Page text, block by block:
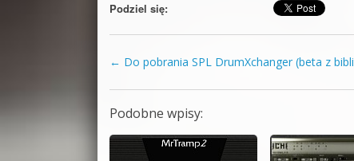
Podziel się:
Zobacz wpisy
← Do pobrania SPL DrumXchanger (beta z
Podobne wpisy: